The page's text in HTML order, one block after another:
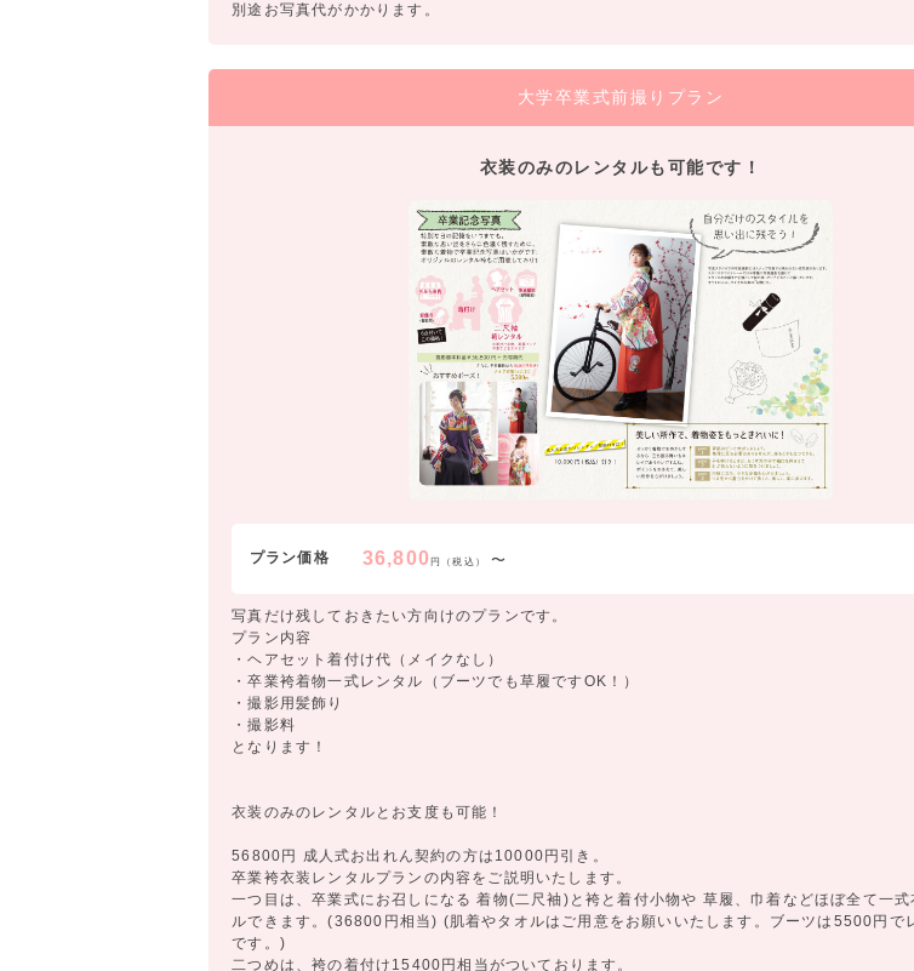
別途お写真代がかかります。
大学卒業式前撮りプラン
衣装のみのレンタルも可能です！
プラン価格 36,800 円（税込） 〜
写真だけ残しておきたい方向けのプランです。
プラン内容
・ヘアセット着付け代（メイクなし）
・卒業袴着物一式レンタル（ブーツでも草履ですOK！）
・撮影用髪飾り
・撮影料
となります！
衣装のみのレンタルとお支度も可能！
56800円 成人式お出れん契約の方は10000円引き。
卒業袴衣装レンタルプランの内容をご説明いたします。
一つ目は、卒業式にお召しになる 着物(二尺袖)と袴と着付小物や 草履、巾着などほぼ全て一式
ルできます。(36800円相当) (肌着やタオルはご用意をお願いいたします。ブーツは5500円で
です。)
二つめは、袴の着付け15400円相当がついております。